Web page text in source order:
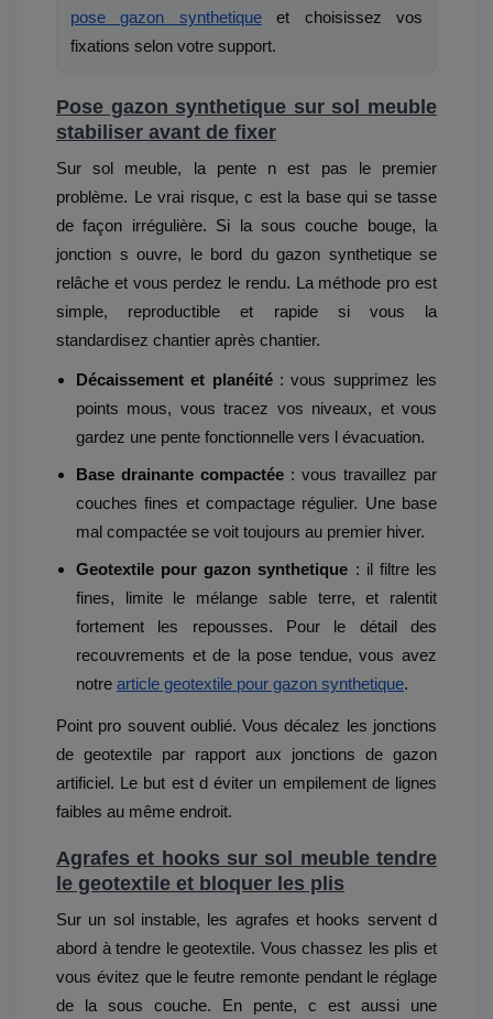
pose gazon synthetiqueet choisissez vos
fixations selon votre support.
Pose gazon synthetique sur sol meuble
stabiliser avant de fixer
Sur sol meuble, la pente n est pas le premier
problème. Le vrai risque, c est la base qui se tasse
de façon irrégulière. Si la sous couche bouge, la
jonction s ouvre, le bord du gazon synthetique se
relâche et vous perdez le rendu. La méthode pro est
simple, reproductible et rapide si vous la
standardisez chantier après chantier.
Décaissement et planéité: vous supprimez les
points mous, vous tracez vos niveaux, et vous
gardez une pente fonctionnelle vers l évacuation.
Base drainante compactée : vous travaillez par
couches fines et compactage régulier. Une base
mal compactée se voit toujours au premier hiver.
Geotextile pour gazon synthetique : il filtre les
fines, limite le mélange sable terre, et ralentit
fortement les repousses. Pour le détail des
recouvrements et de la pose tendue, vous avez
notre article geotextile pour gazon synthetique.
Point pro souvent oublié. Vous décalez les jonctions
de geotextile par rapport aux jonctions de gazon
artificiel. Le but est d éviter un empilement de lignes
faibles au même endroit.
Agrafes et hooks sur sol meuble tendre
le geotextile et bloquer les plis
Sur un sol instable, les agrafes et hooks servent d
abord à tendre le geotextile. Vous chassez les plis et
vous évitez que le feutre remonte pendant le réglage
de la sous couche. En pente, c est aussi une